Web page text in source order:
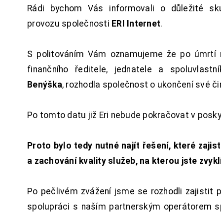
Rádi bychom Vás informovali o důležité
provozu společnosti ERI Internet.
S politováním Vám oznamujeme že po úmrtí
finančního ředitele, jednatele a
Benýška, rozhodla společnost o ukončení své
Po tomto datu již Eri nebude pokračovat v
Proto bylo tedy nutné najít řešení, které
a zachování kvality služeb, na kterou jste
Po pečlivém zvážení jsme se rozhodli zajistit
spolupráci s naším partnerským operátorem